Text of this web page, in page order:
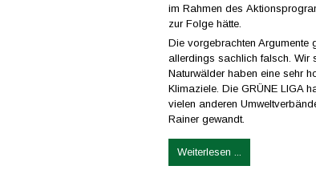
im Rahmen des
zur Folge hätte.
Die vorgebrachten Argumente
allerdings sachlich falsch. Wir
Naturwälder haben eine sehr
Klimaziele. Die GRÜNE LIGA
vielen anderen
Rainer gewandt.
Weiterlesen ...